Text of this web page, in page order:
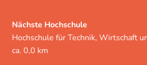
Nächste Hochschule
Hochschule für Technik, Wirtschaft
ca. 0,0 km